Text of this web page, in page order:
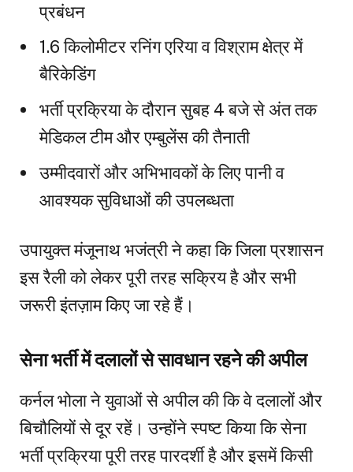
प्रबंधन
1.6 किलोमीटर रनिंग एरिया व विश्राम क्षेत्र में
बैरिकेडिंग
भर्ती प्रक्रिया के दौरान सुबह 4 बजे से अंत तक
मेडिकल टीम और एम्बुलेंस की तैनाती
उम्मीदवारों और अभिभावकों के लिए पानी व
आवश्यक सुविधाओं की उपलब्धता
उपायुक्त मंजूनाथ भजंत्री ने कहा कि जिला प्रशासन
इस रैली को लेकर पूरी तरह सक्रिय है और सभी
जरूरी इंतज़ाम किए जा रहे हैं।
सेना भर्ती में दलालों से सावधान रहने की अपील
कर्नल भोला ने युवाओं से अपील की कि वे दलालों और
बिचौलियों से दूर रहें। उन्होंने स्पष्ट किया कि सेना
भर्ती प्रक्रिया पूरी तरह पारदर्शी है और इसमें किसी